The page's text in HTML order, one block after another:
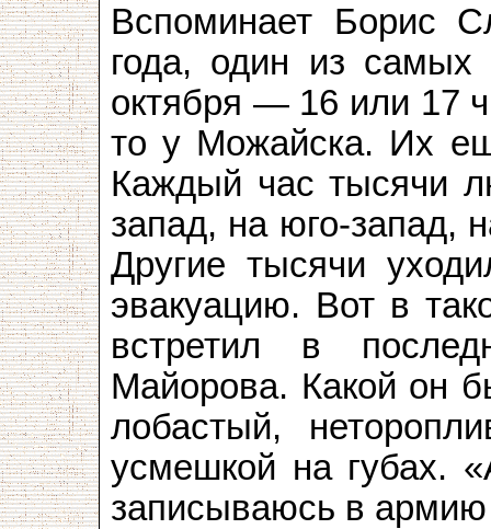
Вспоминает Борис
года, один из
октября — 16 или 17
то у Можайска. Их
Каждый час тысячи
запад, на юго-запад,
Другие тысячи
эвакуацию. Вот в
встретил в
Майорова. Какой он
лобастый,
усмешкой на губах.
записываюсь в